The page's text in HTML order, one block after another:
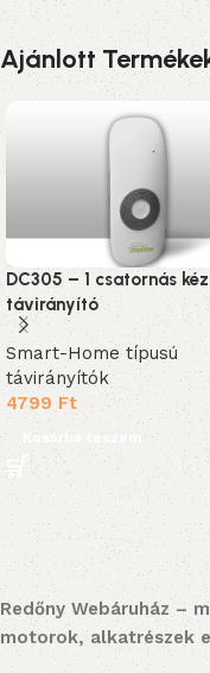
Ajánlott
DC305 – 1 csatornás
távirányító
Smart-Home típusú
távirányítók
4799 Ft
Kosárba teszem
Redőny Webáruház –
motorok, alkatrészek